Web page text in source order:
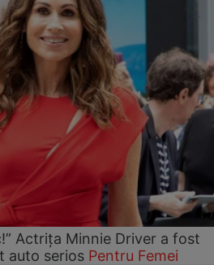
Actrița Minnie Driver a fost
auto serios Pentru Femei